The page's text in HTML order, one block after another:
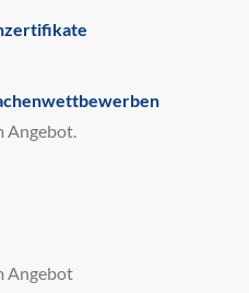
Angebot.
Angebot